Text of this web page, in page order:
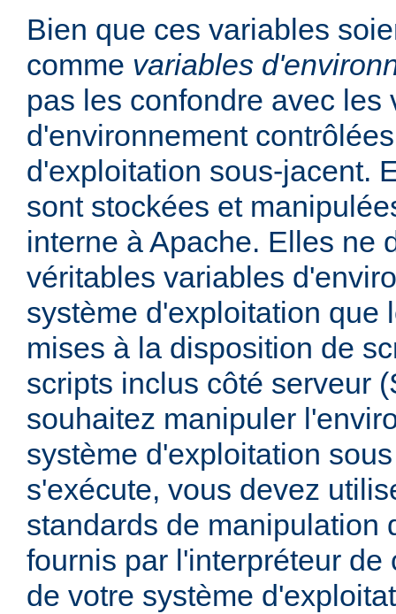
Bien que ces variables
comme variables
pas les confondre avec les
d'environnement
d'exploitation sous-jacent.
sont stockées et
interne à Apache. Elles ne
véritables variables
système d'exploitation que
mises à la disposition de
scripts inclus côté serveur
souhaitez manipuler
système d'exploitation
s'exécute, vous devez
standards de manipulation
fournis par l'interpréteur de
de votre système